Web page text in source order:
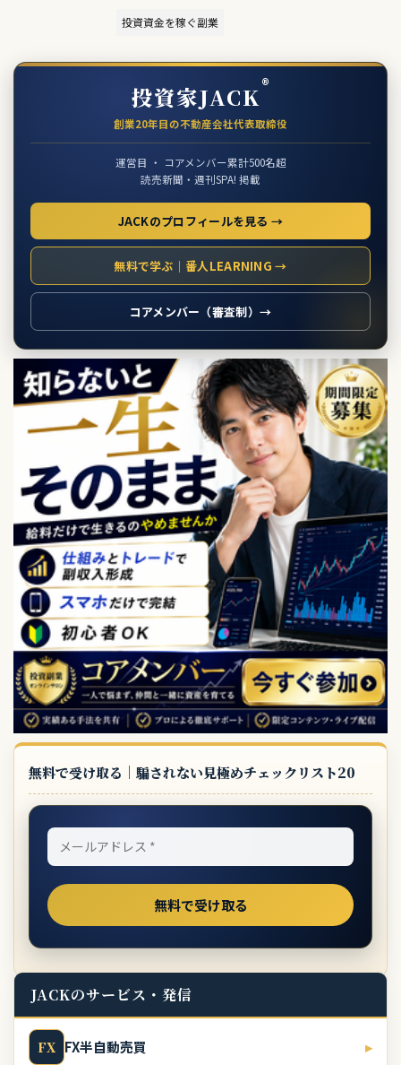
投資資金を稼ぐ副業
投資家JACK®
創業20年目の不動産会社代表取締役
運営目 ・ コアメンバー累計500名超
読売新聞・週刊SPA! 掲載
JACKのプロフィールを見る →
無料で学ぶ｜番人LEARNING →
コアメンバー（審査制）→
無料で受け取る｜騙されない見極めチェックリスト20
JACKのサービス・発信
FX FX半自動売買 ▸